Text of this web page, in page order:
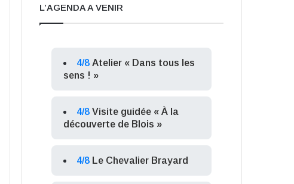
L’AGENDA A VENIR
4/8 Atelier « Dans tous les
sens ! »
4/8 Visite guidée « À la
découverte de Blois »
4/8 Le Chevalier Brayard